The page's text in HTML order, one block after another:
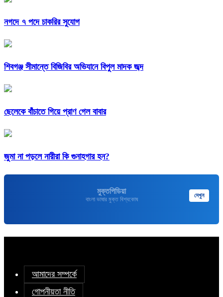
নগদে ৭ পদে চাকরির সুযোগ
শিবগঞ্জ সীমান্তে বিজিবির অভিযানে বিপুল মাদক জব্দ
ছেলেকে বাঁচাতে গিয়ে প্রাণ গেল বাবার
জুমা না পড়লে নারীরা কি গুনাহগার হন?
মুক্তপিডিয়া
বাংলা ভাষার মুক্ত বিশ্বকোষ দেখুন
আমাদের সম্পর্কে
গোপনীয়তা নীতি